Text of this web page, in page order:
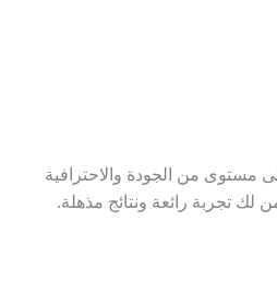
مستوى من الجودة والاحترافية
لك تجربة رائعة ونتائج مذهلة.